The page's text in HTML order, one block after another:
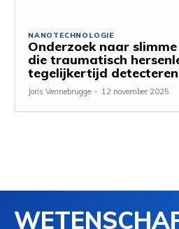
NANOTECHNOLOGIE
Onderzoek naar
die traumatisch
tegelijkertijd detecteren
Joris Vennebrugge - 12 november 2025